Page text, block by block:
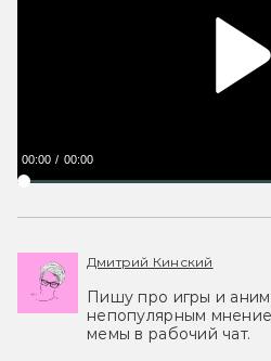
00:00 00:00
Дмитрий Кинский
Пишу про игры и
непопулярным
мемы в рабочий чат.